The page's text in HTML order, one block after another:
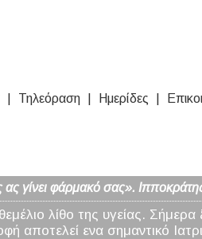
Τηλεόραση Ημερίδες
γίνει φάρμακό σας».
λίθο της υγείας. Σήμερα
αποτελεί ενα σημαντικό